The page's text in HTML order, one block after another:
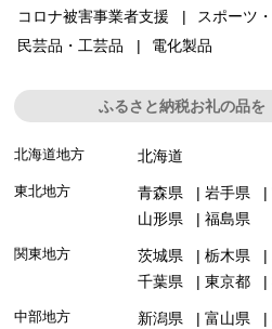
コロナ被害事業者支援
スポーツ
民芸品・工芸品
電化製品
ふるさと納税お礼の品を
北海道地方 北海道
東北地方 青森県 岩手県
山形県
福島県
関東地方 茨城県 栃木県
千葉県
東京都
中部地方 新潟県 富山県